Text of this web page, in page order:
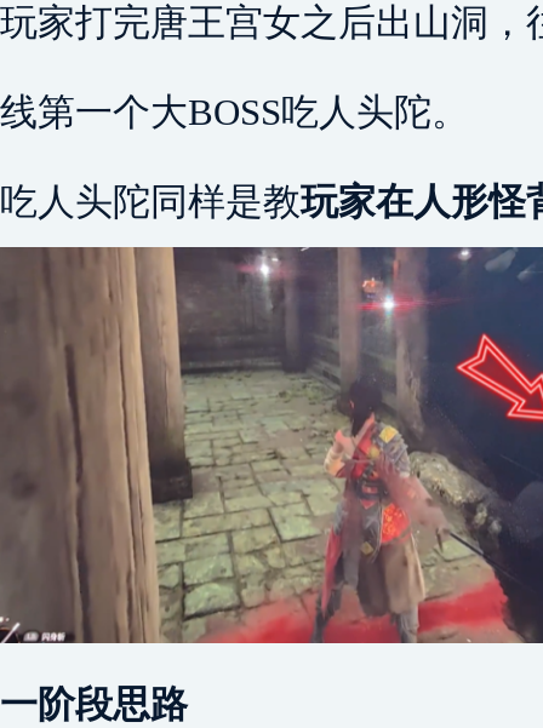
玩家打完唐王宫女之后出山洞
线第一个大BOSS吃人头陀。
吃人头陀同样是教玩家在人形怪
一阶段思路